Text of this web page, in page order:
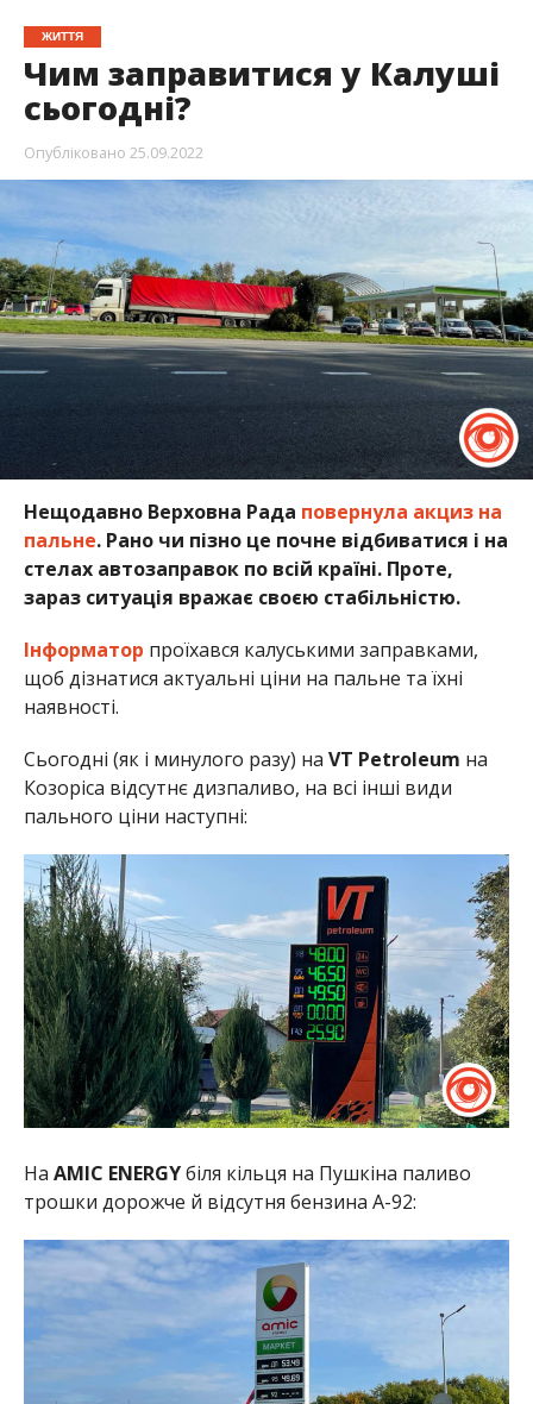
ЖИТТЯ
Чим заправитися у Калуші
сьогодні?
Опубліковано 25.09.2022
Нещодавно Верховна Рада повернула акциз на
пальне. Рано чи пізно це почне відбиватися і на
стелах автозаправок по всій країні. Проте,
зараз ситуація вражає своєю стабільністю.
Інформатор проїхався калуськими заправками,
щоб дізнатися актуальні ціни на пальне та їхні
наявності.
Сьогодні (як і минулого разу) на VT Petroleum на
Козоріса відсутнє дизпаливо, на всі інші види
пального ціни наступні:
На AMIC ENERGYбіля кільця на Пушкіна паливо
трошки дорожче й відсутня бензина А-92: